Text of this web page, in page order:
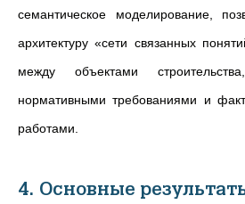
семантическое моделирование,
архитектуру «сети связанных
между объектами
нормативными требованиями и
работами.
4. Основные